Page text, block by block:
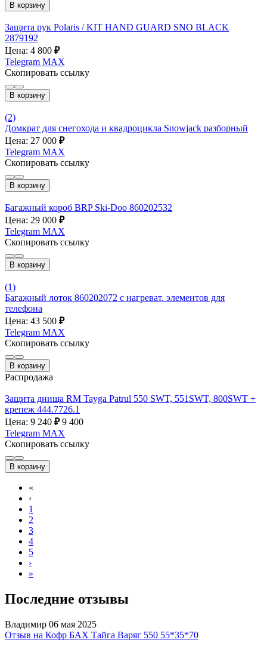
В корзину
Защита рук Polaris / KIT HAND GUARD SNO BLACK
2879192
Цена: 4 800 ₽
Telegram MAX
Скопировать ссылку
В корзину
(2)
Домкрат для снегохода и квадроцикла Snowjack разборный
Цена: 27 000 ₽
Telegram MAX
Скопировать ссылку
В корзину
Багажный короб BRP Ski-Doo 860202532
Цена: 29 000 ₽
Telegram MAX
Скопировать ссылку
В корзину
(1)
Багажный лоток 860202072 с нагреват. элементов для
телефона
Цена: 43 500 ₽
Telegram MAX
Скопировать ссылку
В корзину
Распродажа
Защита днища RM Tayga Patrul 550 SWT, 551SWT, 800SWT +
крепеж 444.7726.1
Цена: 9 240 ₽ 9 400
Telegram MAX
Скопировать ссылку
В корзину
«
‹
1
2
3
4
5
›
»
Последние отзывы
Владимир 06 мая 2025
Отзыв на Кофр БАХ Тайга Варяг 550 55*35*70